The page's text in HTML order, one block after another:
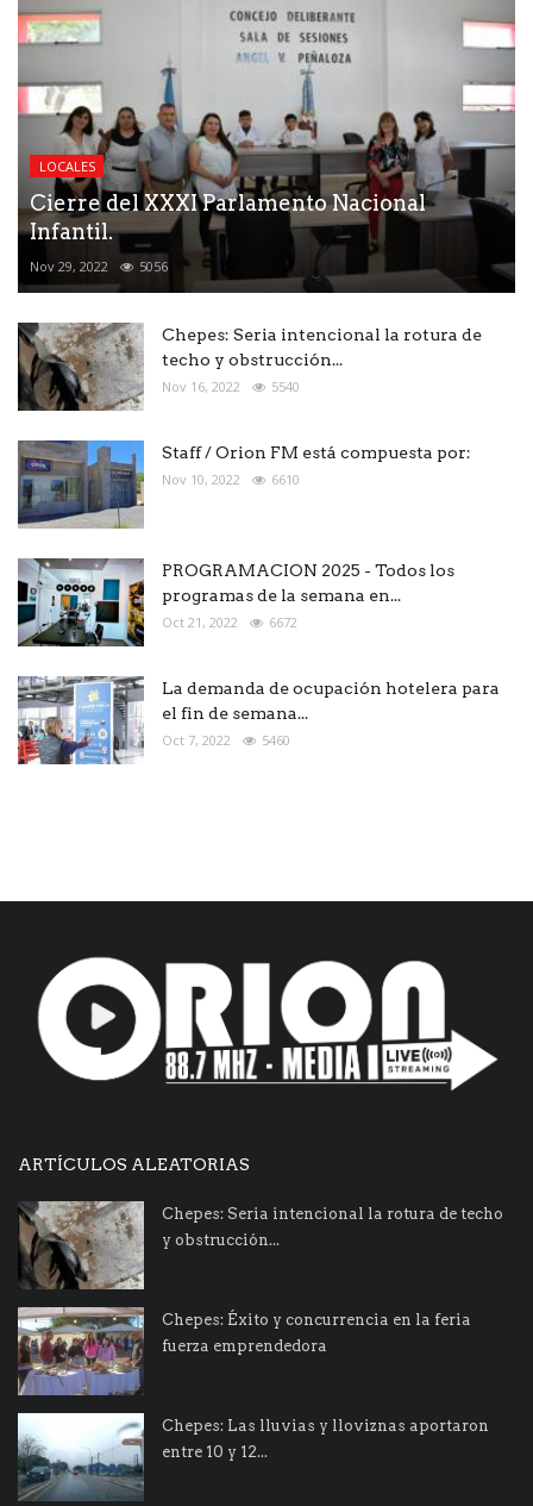
LOCALES
Cierre del XXXI Parlamento Nacional
Infantil.
Nov 29, 2022 5056
Chepes: Seria intencional la rotura de
techo y obstrucción...
Nov 16, 2022 5540
Staff / Orion FM está compuesta por:
Nov 10, 2022 6610
PROGRAMACION 2025 - Todos los
programas de la semana en...
Oct 21, 2022 6672
La demanda de ocupación hotelera para
el fin de semana...
Oct 7, 2022 5460
ARTÍCULOS ALEATORIAS
Chepes: Seria intencional la rotura de techo
y obstrucción...
Chepes: Éxito y concurrencia en la feria
fuerza emprendedora
Chepes: Las lluvias y lloviznas aportaron
entre 10 y 12...